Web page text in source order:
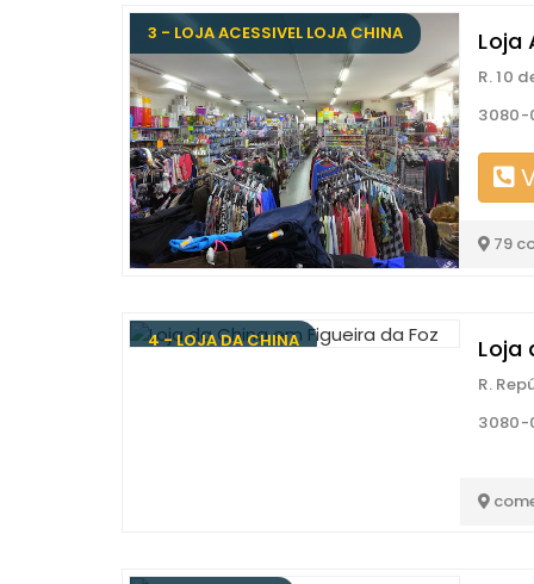
3 - LOJA ACESSIVEL LOJA CHINA Loja
R. 10
3080-
79
4 - LOJA DA CHINA Loja
R.
3080-